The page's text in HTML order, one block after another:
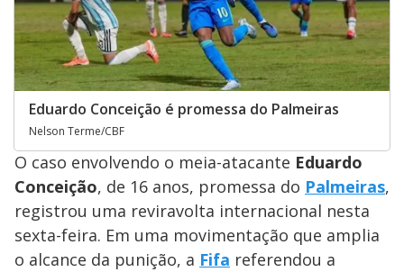
Eduardo Conceição é promessa do Palmeiras
Nelson Terme/CBF
O caso envolvendo o meia-atacante Eduardo
Conceição, de 16 anos, promessa do Palmeiras,
registrou uma reviravolta internacional nesta
sexta-feira. Em uma movimentação que amplia
o alcance da punição, a Fifa referendou a